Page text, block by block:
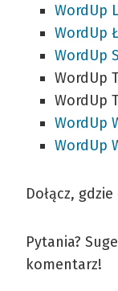
WordUp
WordUp
WordUp
WordUp
WordUp
WordUp
WordUp
Dołącz,
Pytania?
komentarz!